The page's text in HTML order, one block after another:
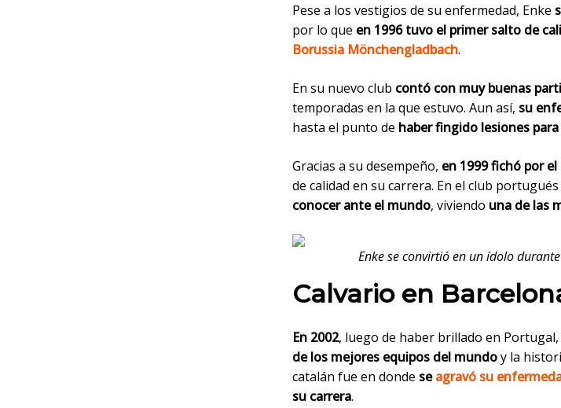
Pese a los vestigios de su enfermedad, Enke
por lo que en 1996 tuvo el primer salto de
Borussia Mönchengladbach.
En su nuevo club contó con muy buenas
temporadas en la que estuvo. Aun así, su
hasta el punto de haber fingido lesiones
Gracias a su desempeño, en 1999 fichó por el
de calidad en su carrera. En el club
conocer ante el mundo, viviendo una de las
Enke se convirtió en un ídolo
Calvario en
En 2002, luego de haber brillado en
de los mejores equipos del mundoy la
catalán fue en donde seagravó su
su carrera.